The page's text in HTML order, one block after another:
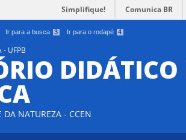
Ir para a busca 3 Ir para o rodapé 4
Simplifique! Comunica BR
- UFPB
DIDÁTICO
DA NATUREZA - CCEN